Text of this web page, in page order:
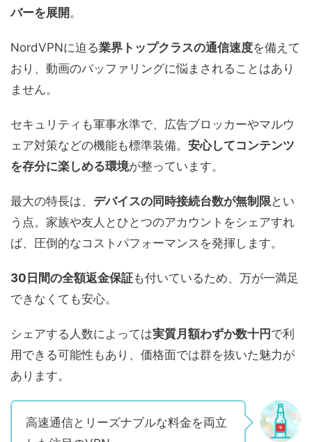
バーを展開。
NordVPNに迫る業界トップクラスの通信速度を備えて
おり、動画のバッファリングに悩まされることはあり
ません。
セキュリティも軍事水準で、広告ブロッカーやマルウ
ェア対策などの機能も標準装備。 安心してコンテンツ
を存分に楽しめる環境が整っています。
最大の特長は、 デバイスの同時接続台数が無制限とい
う点。家族や友人とひとつのアカウントをシェアすれ
ば、圧倒的なコストパフォーマンスを発揮します。
30日間の全額返金保証も付いているため、万が一満足
できなくても安心。
シェアする人数によっては実質月額わずか数十円 で利
用できる可能性もあり、価格面では群を抜いた魅力が
あります。
高速通信とリーズナブルな料金を両立